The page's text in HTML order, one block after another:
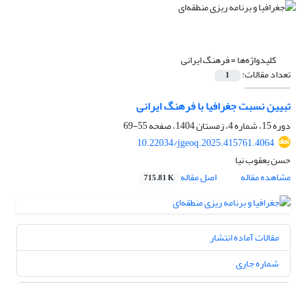
کلیدواژه‌ها =فرهنگ ایرانی
تعداد مقالات: 1
تبیین نسبت جغرافیا با فرهنگ ایرانی
دوره 15، شماره 4، زمستان 1404، صفحه
55-69
10.22034/jgeoq.2025.415761.4064
حسن یعقوب نیا
مشاهده مقاله
اصل مقاله 715.81 K
مقالات آماده انتشار
شماره جاری